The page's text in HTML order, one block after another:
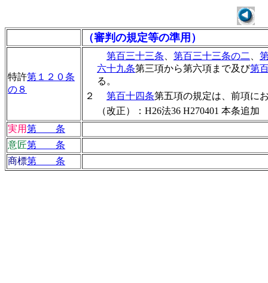
（審判の規定等の準用）
特許第１２０条
の８
第百三十三条 第百三十三条の二
六十九条第三項から第六項まで及び第
る。
２
第百十四条第五項の規定は、前項に
（改正）：H26法36 H270401 本条追加
実用第 条
意匠第 条
商標第 条